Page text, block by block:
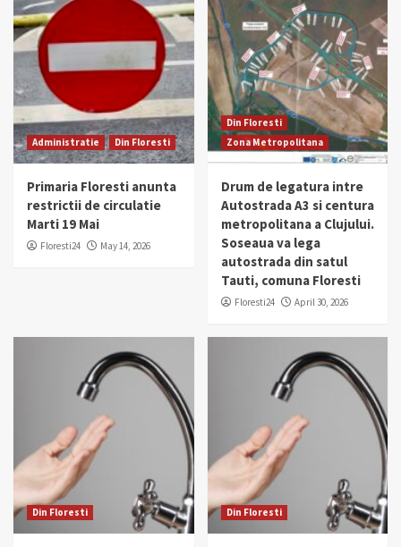
Administratie Din Floresti
Primaria Floresti anunta
restrictii de circulatie
Marti 19 Mai
Floresti24 May 14, 2026
Din Floresti
Zona Metropolitana
Drum de legatura intre
Autostrada A3 si centura
metropolitana a Clujului.
Soseaua va lega
autostrada din satul
Tauti, comuna Floresti
Floresti24 April 30, 2026
Din Floresti Din Floresti